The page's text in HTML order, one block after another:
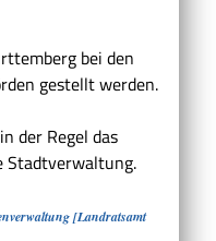
bei den
gestellt werden.
der Regel das
Stadtverwaltung.
[Landratsamt